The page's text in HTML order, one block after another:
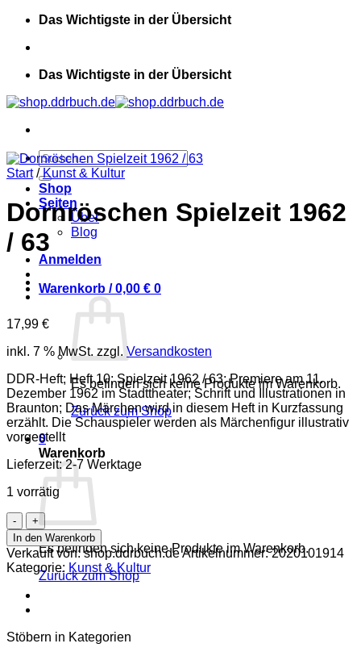
Zum
springen
Das Wichtigste in der Übersicht
Das Wichtigste in der Übersicht
Suchen
nach:
Shop
Seiten
Über
Blog
Anmelden
Warenkorb /0,00 € 0
Es befinden sich keine Produkte im Warenkorb.
Zurück zum Shop
0
Warenkorb
Es befinden sich keine Produkte im Warenkorb.
Zurück zum Shop
Start / Kunst & Kultur
Dornröschen Spielzeit 1962
/ 63
17,99 €
inkl. 7 % MwSt. zzgl. Versandkosten
DDR-Heft; Heft 10; Spielzeit 1962 / 63; Premiere am 11.
Dezember 1962 im Stadttheater; Schrift und Illustrationen in
Braunton; Das Märchen wird in diesem Heft in Kurzfassung
erzählt. Die Schauspieler werden als Märchenfigur illustrativ
vorgestellt
Lieferzeit:2-7 Werktage
1 vorrätig
Dornröschen
Spielzeit
1962
/
63
Menge
In den Warenkorb
Verkauft von: shop.ddrbuch.deArtikelnummer:2020101914
Kategorie: Kunst & Kultur
Stöbern in Kategorien